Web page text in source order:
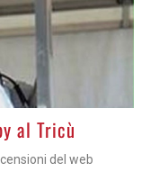
al Tricù
del web